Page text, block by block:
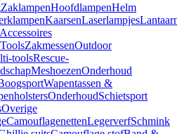
ZaklampenHoofdlampenHelm
KaarsenLaserlampjes
Accessoires
ZakmessenOutdoor
toolsRescue-
MeshoezenOnderhoud
Wapentassen &
OnderhoudSchietsport
Overige
CamouflagenettenLegerverfSchmink